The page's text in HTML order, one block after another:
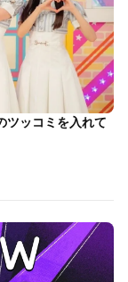
ツッコミを入れて